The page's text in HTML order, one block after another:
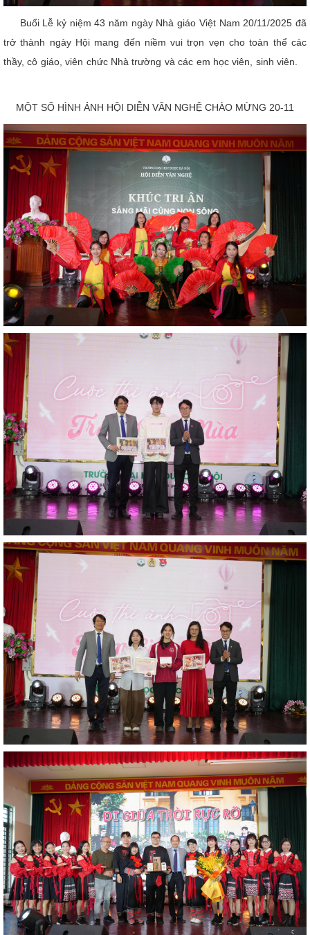
Buổi Lễ kỷ niệm 43 năm ngày Nhà giáo Việt Nam 20/11/2025 đã
trở thành ngày Hội mang đến niềm vui trọn vẹn cho toàn thể các
thầy, cô giáo, viên chức Nhà trường và các em học viên, sinh viên.
MỘT SỐ HÌNH ẢNH HỘI DIỄN VĂN NGHỆ CHÀO MỪNG 20-11